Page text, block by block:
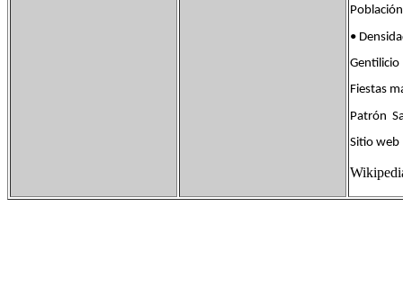
•
Fiestas
Patrón
Sitio